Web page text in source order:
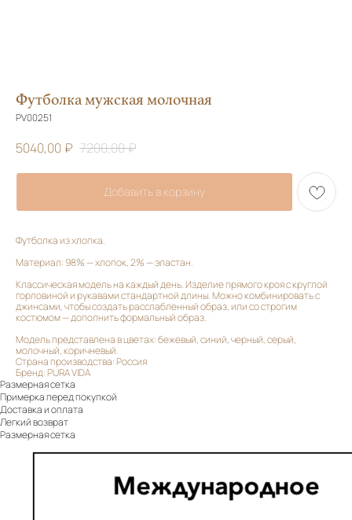
Футболка мужская молочная
PV00251
5040,00 ₽ 7200,00₽
Добавить в корзину
Футболка из хлопка.
Материал: 98% — хлопок, 2% — эластан.
Классическая модель на каждый день. Изделие прямого кроя с круглой
горловиной и рукавами стандартной длины. Можно комбинировать с
джинсами, чтобы создать расслабленный образ, или со строгим
костюмом — дополнить формальный образ.
Модель представлена в цветах: бежевый, синий, черный, серый,
молочный, коричневый.
Страна производства: Россия
Бренд: PURA VIDA
Размерная сетка
Примерка перед покупкой
Доставка и оплата
Легкий возврат
Размерная сетка